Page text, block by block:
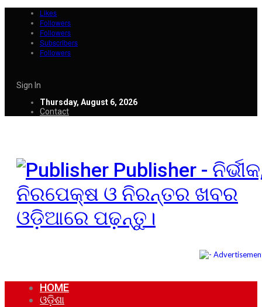
Likes
Followers
Followers
Subscribers
Followers
Sign In
Thursday, August 6, 2026
Contact
Publisher -
ନିରପେକ୍ଷ ଓ ନିରନ୍ତର ଖବର
ଓଡ଼ିଆରେ ପଢ଼ନ୍ତୁ।
HOME
ଓଡ଼ିଶା